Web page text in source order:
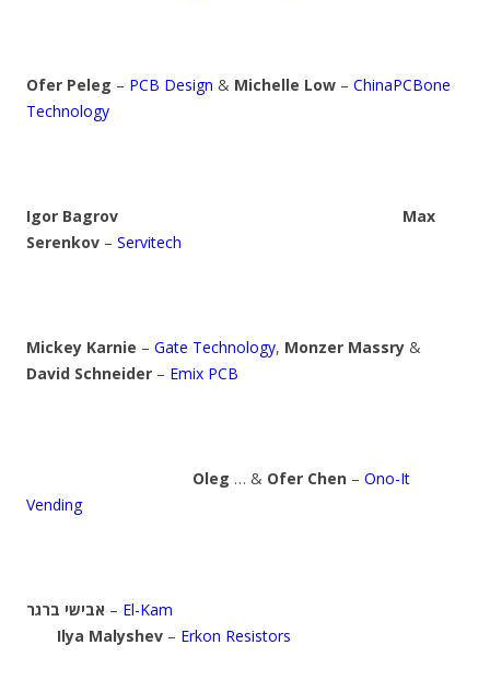
Ofer Peleg – PCB Design & Michelle Low – ChinaPCBone
Technology
Igor Bagrov
Max
Serenkov – Servitech
Mickey Karnie – Gate Technology, Monzer Massry &
David Schneider – Emix PCB
Oleg … & Ofer Chen – Ono-It
Vending
אבישי ברגר – El-Kam
Ilya Malyshev – Erkon Resistors